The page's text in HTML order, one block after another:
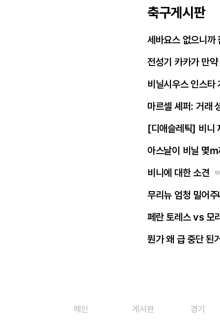
축구게시판
세바요스 없으니까
전성기 카카가 만
비닐시우스 인스타
마르셀 셰퍼: 거래
[디애슬레틱] 비니
아스날이 비닐 몇
비니에 대한 소견
무리뉴 엄청 밀어
페란 토레스 vs 모
뭔가 왜 급 중단 된
메인 게시판 경기